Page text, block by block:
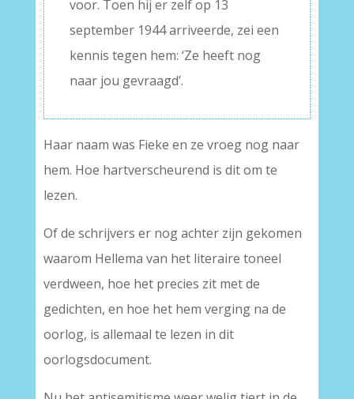
voor. Toen hij er zelf op 13
september 1944 arriveerde, zei een
kennis tegen hem: ‘Ze heeft nog
naar jou gevraagd’.
Haar naam was Fieke en ze vroeg nog naar
hem. Hoe hartverscheurend is dit om te
lezen.
Of de schrijvers er nog achter zijn gekomen
waarom Hellema van het literaire toneel
verdween, hoe het precies zit met de
gedichten, en hoe het hem verging na de
oorlog, is allemaal te lezen in dit
oorlogsdocument.